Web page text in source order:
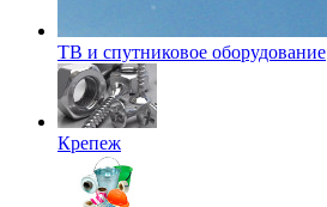
ТВ и спутниковое оборудование
Крепеж